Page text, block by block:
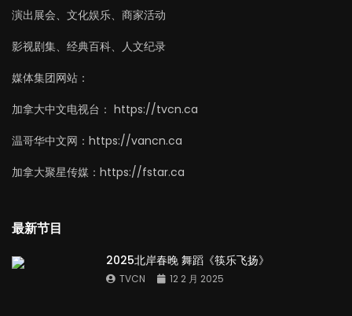
演出展会、文化娱乐、商家活动
影视剧集、经典百科、人文纪录
媒体集团网站：
加拿大中文电视台： https://tvcn.ca
温哥华中文网：https://vancn.ca
加拿大聚星传媒：https://fstar.ca
最新节目
2025北岸春晚 舞蹈《筷乐飞扬》
TVCN 12 2 月 2025